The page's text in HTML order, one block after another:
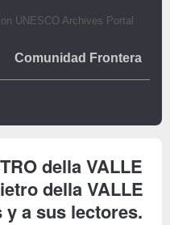
Comunidad Frontera
della VALLE
della VALLE
a sus lectores.